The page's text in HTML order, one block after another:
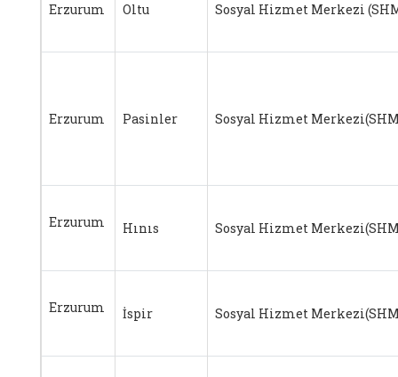
Erzurum Oltu Sosyal Hizmet Merkezi
Erzurum Pasinler Sosyal Hizmet
Erzurum Hınıs Sosyal Hizmet
Erzurum İspir Sosyal Hizmet